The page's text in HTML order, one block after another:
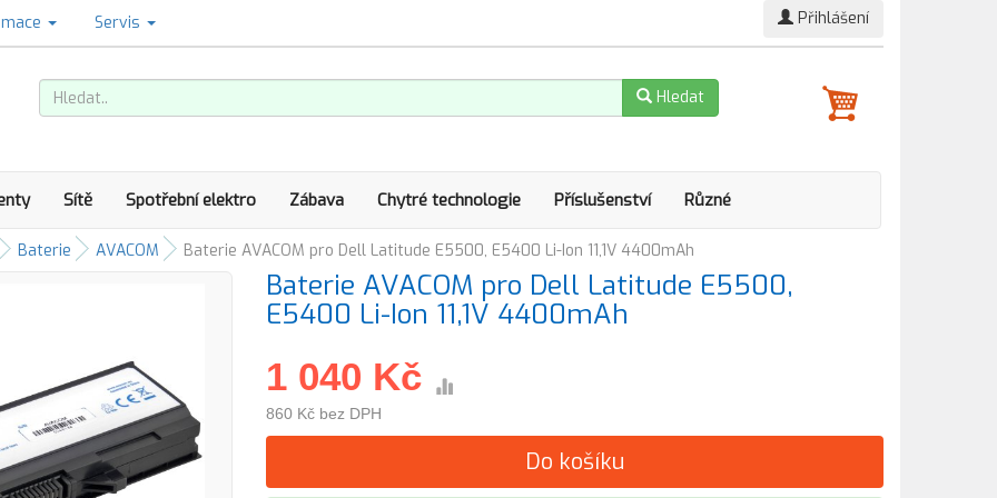
Servis Přihlášení
Hledat
Sítě Spotřební elektro Zábava Chytré technologie Příslušenství Různé
Baterie AVACOM Baterie AVACOM pro Dell Latitude E5500, E5400 Li-Ion 11,1V 4400mAh
Baterie AVACOM pro Dell Latitude E5500,
E5400 Li-Ion 11,1V 4400mAh
1 040 Kč
860 Kč bez DPH
Do košíku